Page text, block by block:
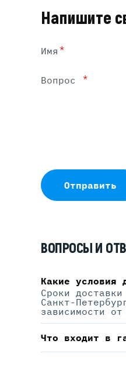
Напишите
Имя *
Вопрос *
Отправить
ВОПРОСЫ И
Какие условия
Сроки
Санкт-
зависимости
Что входит в